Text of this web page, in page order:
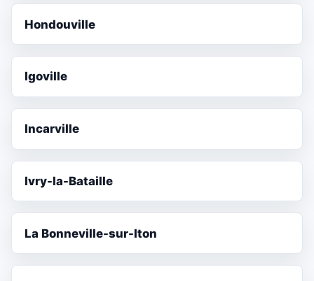
Hondouville
Igoville
Incarville
Ivry-la-Bataille
La Bonneville-sur-Iton